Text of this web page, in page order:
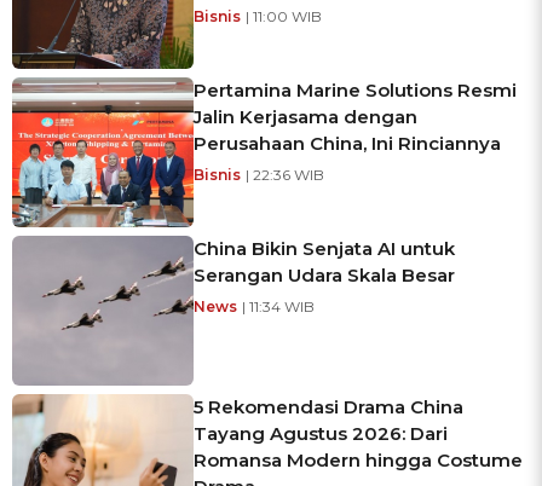
Bisnis | 11:00 WIB
Pertamina Marine Solutions Resmi
Jalin Kerjasama dengan
Perusahaan China, Ini Rinciannya
Bisnis | 22:36 WIB
China Bikin Senjata AI untuk
Serangan Udara Skala Besar
News | 11:34 WIB
5 Rekomendasi Drama China
Tayang Agustus 2026: Dari
Romansa Modern hingga Costume